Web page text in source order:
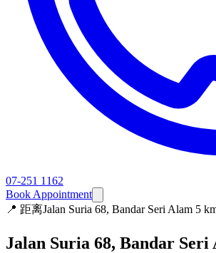
07-251 1162
Book Appointment
📍 距离Jalan Suria 68, Bandar Seri Alam 5
Jalan Suria 68, Bandar Seri